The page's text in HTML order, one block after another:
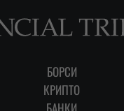
БОРСИ
КРИПТО